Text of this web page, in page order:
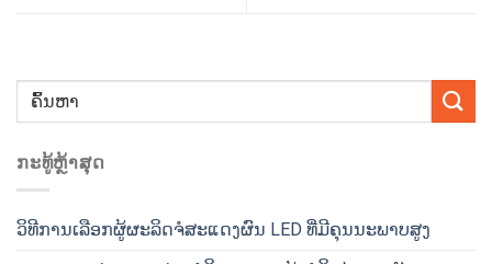
ກະ​ທູ້​ຫຼ້າ​ສຸດ
ວິທີການເລືອກຜູ້ຜະລິດຈໍສະແດງຜົນ LED ທີ່ມີຄຸນນະພາບສູງ